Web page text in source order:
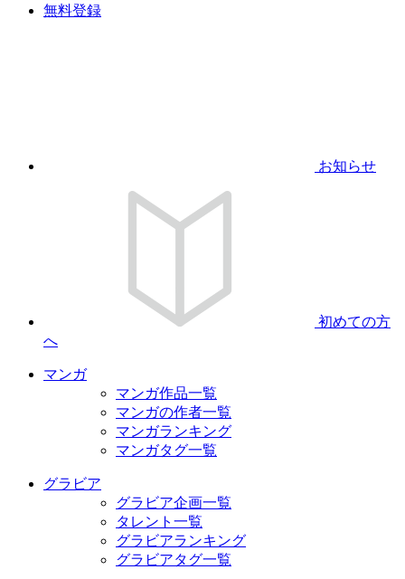
無料登録
お知らせ
初めての方
へ
マンガ
マンガ作品一覧
マンガの作者一覧
マンガランキング
マンガタグ一覧
グラビア
グラビア企画一覧
タレント一覧
グラビアランキング
グラビアタグ一覧